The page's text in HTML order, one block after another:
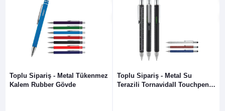
Toplu Sipariş - Metal Tükenmez
Kalem Rubber Gövde
Toplu Sipariş - Metal Su
Terazili TornavidalI Touchpen